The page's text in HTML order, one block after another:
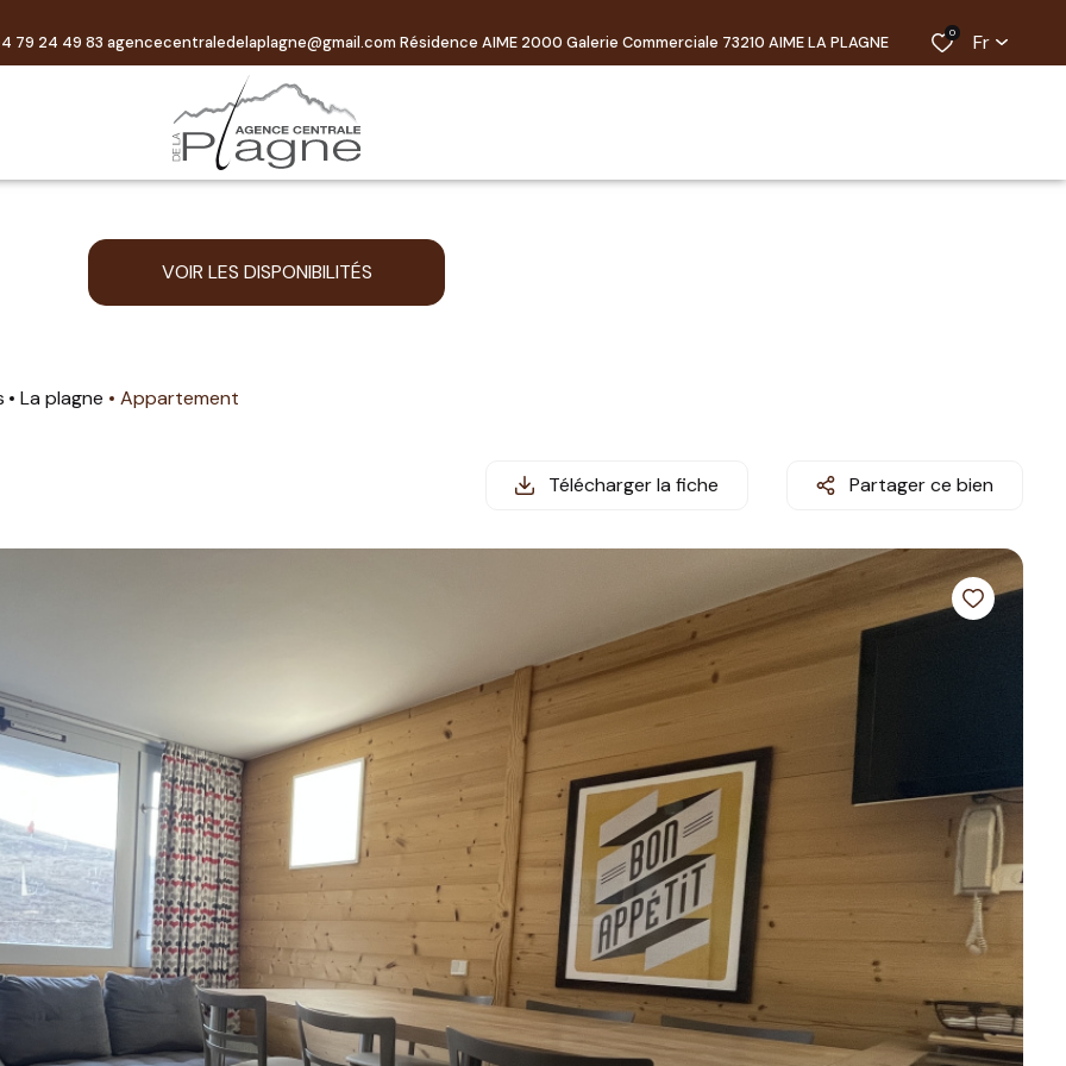
79 24 49 83 agencecentraledelaplagne@gmail.com Résidence AIME 2000 Galerie Commerciale 73210 AIME LA PLAGNE 0 Fr
VOIR LES DISPONIBILITÉS
La plagne Appartement
Télécharger la fiche Partager ce bien